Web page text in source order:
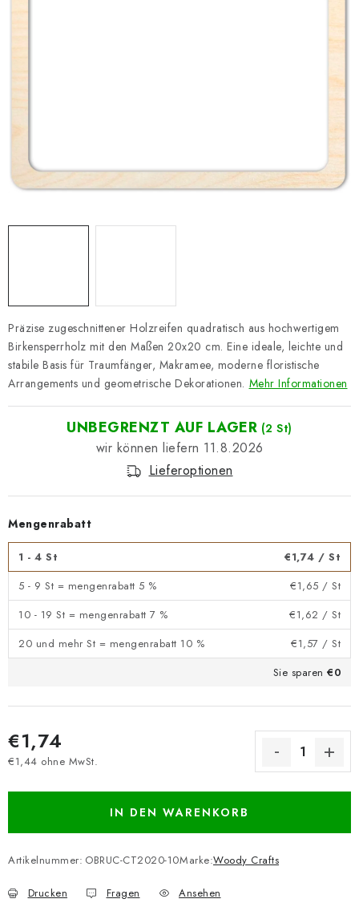
Datenschutzerklärung
Präzise zugeschnittener Holzreifen quadratisch aus hochwertigem
Birkensperrholz mit den Maßen 20x20 cm. Eine ideale, leichte und
stabile Basis für Traumfänger, Makramee, moderne floristische
Arrangements und geometrische Dekorationen. Mehr Informationen
UNBEGRENZT AUF LAGER (2 St)
11.8.2026
Lieferoptionen
Mengenrabatt
1 - 4 St €1,74 / St
5 - 9 St = mengenrabatt 5 %
€1,65 / St
10 - 19 St = mengenrabatt 7 %
€1,62 / St
20 und mehr St = mengenrabatt 10 %
€1,57 / St
Sie sparen €0
€1,74
€1,44 ohne MwSt.
IN DEN WARENKORB
Artikelnummer: OBRUC-CT2020-10Marke:Woody Crafts
Drucken Fragen Ansehen